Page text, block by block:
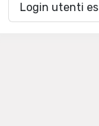
Login utenti